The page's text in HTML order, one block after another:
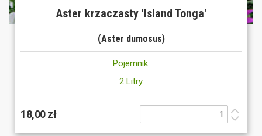
Aster krzaczasty 'Island Tonga'
(Aster dumosus)
Pojemnik:
2 Litry
18,00 zł